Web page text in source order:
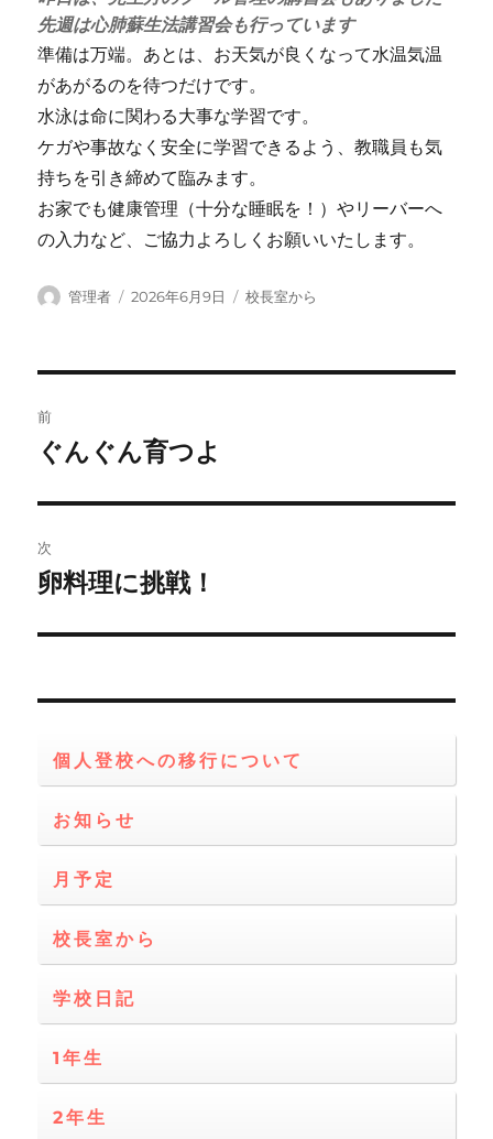
先週は心肺蘇生法講習会も行っています
準備は万端。あとは、お天気が良くなって水温気温
があがるのを待つだけです。
水泳は命に関わる大事な学習です。
ケガや事故なく安全に学習できるよう、教職員も気
持ちを引き締めて臨みます。
お家でも健康管理（十分な睡眠を！）やリーバーへ
の入力など、ご協力よろしくお願いいたします。
投
管理者
投
2026年6月9日
カ
校長室から
稿
ビ
ゲ
ー
ン
前
前
投
稿:
ぐんぐん育つよ
次
次
投
卵料理に挑戦！
個人登校への移行について
お知らせ
月予定
校長室から
学校日記
1年生
2年生